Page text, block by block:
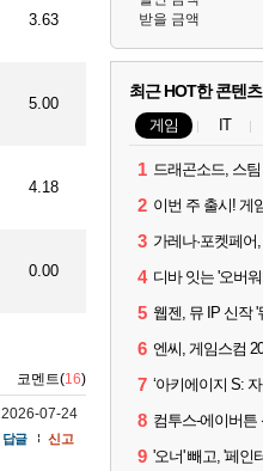
3.63
5.00
4.18
0.00
코멘트(16)
2026-07-24
답글 신고
받을 금액
최근 HOT한 콘텐츠
게임 IT
1
2
3
4
5
6
7
8
9